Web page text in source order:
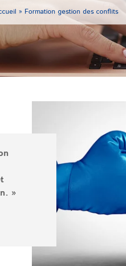
» Formation gestion des conflits
»